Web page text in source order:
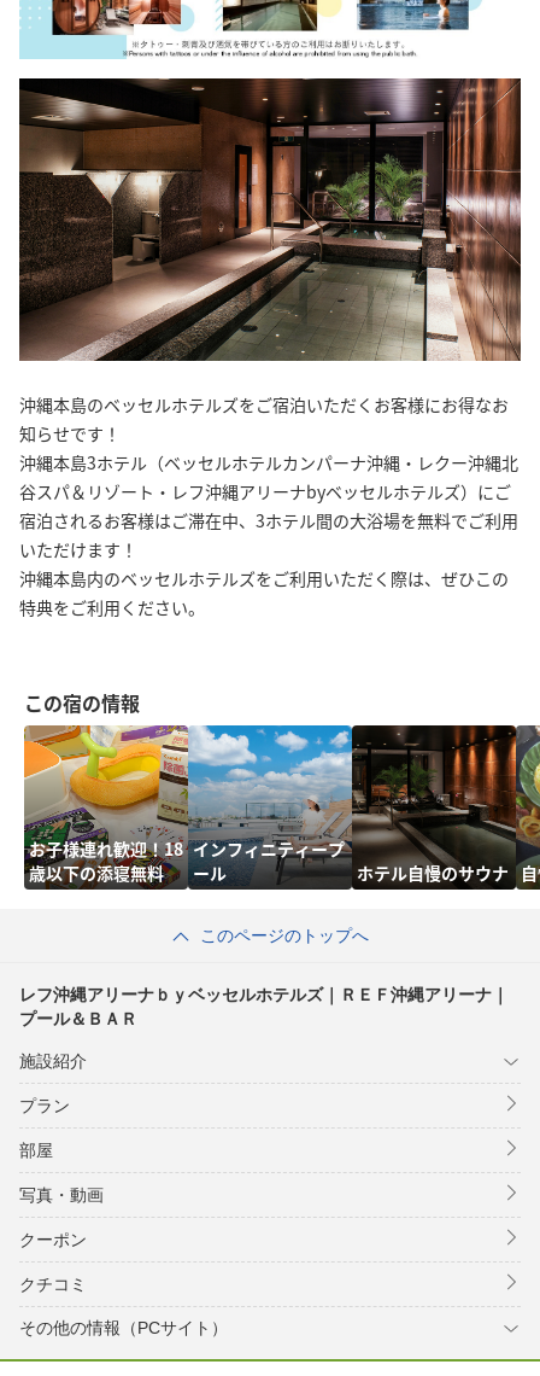
沖縄本島のベッセルホテルズをご宿泊いただくお客様にお得なお
知らせです！
沖縄本島3ホテル（ベッセルホテルカンパーナ沖縄・レクー沖縄北
谷スパ＆リゾート・レフ沖縄アリーナbyベッセルホテルズ）にご
宿泊されるお客様はご滞在中、3ホテル間の大浴場を無料でご利用
いただけます！
沖縄本島内のベッセルホテルズをご利用いただく際は、ぜひこの
特典をご利用ください。
この宿の情報
お子様連れ歓迎！18
歳以下の添寝無料
インフィニティープ
ール
ホテル自慢のサウナ
このページのトップへ
レフ沖縄アリーナｂｙベッセルホテルズ｜ＲＥＦ沖縄アリーナ｜
プール＆ＢＡＲ
施設紹介
プラン
部屋
写真・動画
クーポン
クチコミ
その他の情報（PCサイト）